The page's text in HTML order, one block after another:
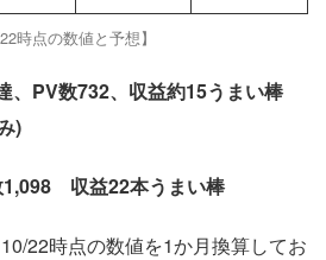
22時点の数値と予想】
、PV数732、収益約15うまい棒
)
収益22本うまい棒
22時点の数値を1か月換算してお